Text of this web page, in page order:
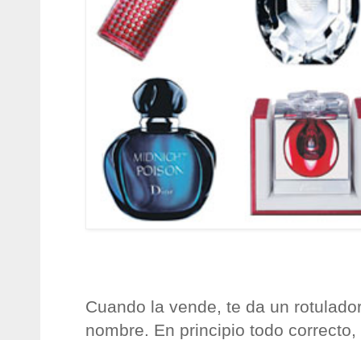
Cuando la vende, te da un
nombre. En principio todo